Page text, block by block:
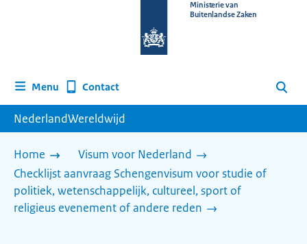
homepage
Ministerie van
Buitenlandse Zaken
Menu Contact Zoeken
NederlandWereldwijd
Home
Visum voor Nederland
Checklijst aanvraag Schengenvisum voor studie of
politiek, wetenschappelijk, cultureel, sport of
religieus evenement of andere reden